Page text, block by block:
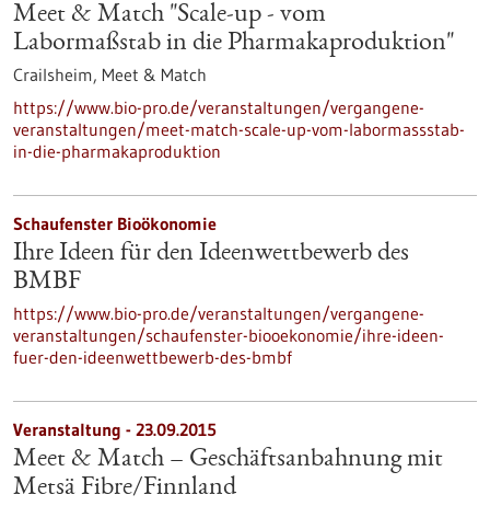
Meet & Match "Scale-up - vom
Labormaßstab in die Pharmakaproduktion"
Crailsheim, Meet & Match
https://www.bio-pro.de/veranstaltungen/vergangene-
veranstaltungen/meet-match-scale-up-vom-labormassstab-
in-die-pharmakaproduktion
Schaufenster Bioökonomie
Ihre Ideen für den Ideenwettbewerb des
BMBF
https://www.bio-pro.de/veranstaltungen/vergangene-
veranstaltungen/schaufenster-biooekonomie/ihre-ideen-
fuer-den-ideenwettbewerb-des-bmbf
Veranstaltung - 23.09.2015
Meet & Match – Geschäftsanbahnung mit
Metsä Fibre/Finnland